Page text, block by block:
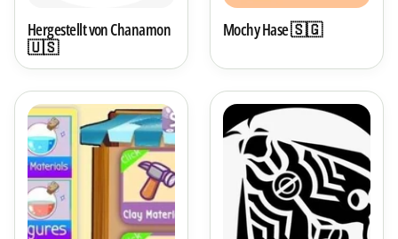
Hergestellt von Chanamon
🇺🇸
Mochy Hase 🇸🇬